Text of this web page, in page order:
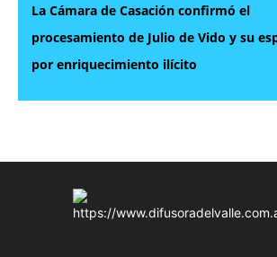
La Cámara de Casación confirmó el
procesamiento de Julio de Vido y su
por enriquecimiento ilícito